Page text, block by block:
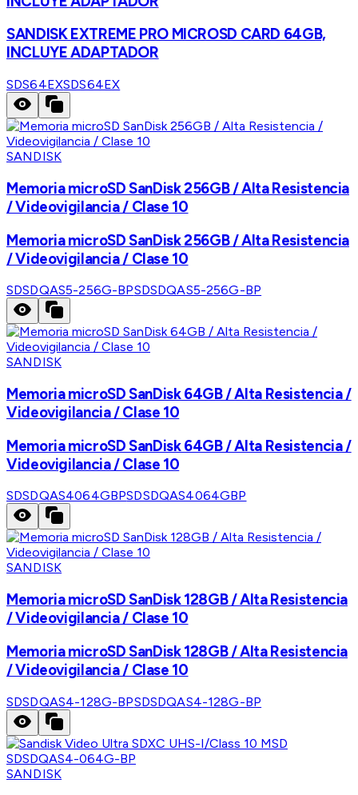
SANDISK EXTREME PRO MICROSD CARD 64GB,
INCLUYE ADAPTADOR
SDS64EXSDS64EX
SANDISK
Memoria microSD SanDisk 256GB / Alta Resistencia
/ Videovigilancia / Clase 10
Memoria microSD SanDisk 256GB / Alta Resistencia
/ Videovigilancia / Clase 10
SDSDQAS5-256G-BPSDSDQAS5-256G-BP
SANDISK
Memoria microSD SanDisk 64GB / Alta Resistencia /
Videovigilancia / Clase 10
Memoria microSD SanDisk 64GB / Alta Resistencia /
Videovigilancia / Clase 10
SDSDQAS4064GBPSDSDQAS4064GBP
SANDISK
Memoria microSD SanDisk 128GB / Alta Resistencia
/ Videovigilancia / Clase 10
Memoria microSD SanDisk 128GB / Alta Resistencia
/ Videovigilancia / Clase 10
SDSDQAS4-128G-BPSDSDQAS4-128G-BP
SANDISK